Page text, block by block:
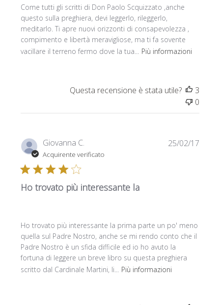
Come tutti gli scritti di Don Paolo Scquizzato ,anche
questo sulla preghiera, devi leggerlo, rileggerlo,
meditarlo. Ti apre nuovi orizzonti di consapevolezza ,
compimento e libertà meravigliose, ma ti fa sovente
vacillare il terreno fermo dove la tua...
Più informazioni
Questa recensione è stata utile?
3
0
Giovanna C.
Acquirente verificato
Ho trovato più interessante la
Ho trovato più interessante la prima parte un po' meno
quella sul Padre Nostro, anche se mi rendo conto che il
Padre Nostro è un sfida difficile ed io ho avuto la
fortuna di leggere un breve libro su questa preghiera
scritto dal Cardinale Martini, li...
Più informazioni
25/02/17